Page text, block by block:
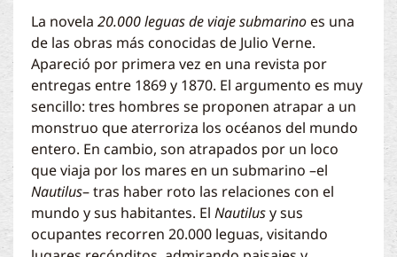
La novela 20.000 leguas de viaje submarino es una
de las obras más conocidas de Julio Verne.
Apareció por primera vez en una revista por
entregas entre 1869 y 1870. El argumento es muy
sencillo: tres hombres se proponen atrapar a un
monstruo que aterroriza los océanos del mundo
entero. En cambio, son atrapados por un loco
que viaja por los mares en un submarino –el
Nautilus– tras haber roto las relaciones con el
mundo y sus habitantes. El Nautilusy sus
ocupantes recorren 20.000 leguas, visitando